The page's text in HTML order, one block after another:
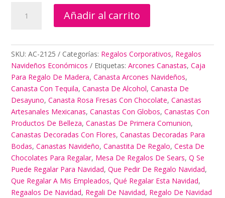
Sears
cantidad
Añadir al carrito
SKU:AC-2125 Categorías: Regalos Corporativos, Regalos
Navideños Económicos
Etiquetas:Arcones Canastas,Caja
Para Regalo De Madera,Canasta Arcones Navideños,
Canasta Con Tequila,Canasta De Alcohol,Canasta De
Desayuno,Canasta Rosa Fresas Con Chocolate,Canastas
Artesanales Mexicanas,Canastas Con Globos,Canastas Con
Productos De Belleza,Canastas De Primera Comunion,
Canastas Decoradas Con Flores,Canastas Decoradas Para
Bodas,Canastas Navideño,Canastita De Regalo,Cesta De
Chocolates Para Regalar, Mesa De Regalos De Sears,Q Se
Puede Regalar Para Navidad,Que Pedir De Regalo Navidad,
Que Regalar A Mis Empleados,Qué Regalar Esta Navidad,
Regaalos De Navidad, Regali De Navidad, Regalo De Navidad